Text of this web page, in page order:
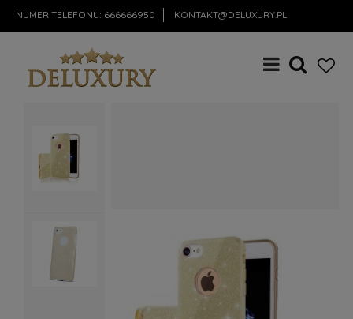
NUMER TELEFONU: 666666950 KONTAKT@DELUXURY.PL